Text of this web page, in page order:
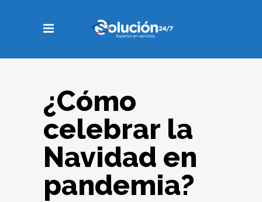
¿Cómo
celebrar la
Navidad en
pandemia?